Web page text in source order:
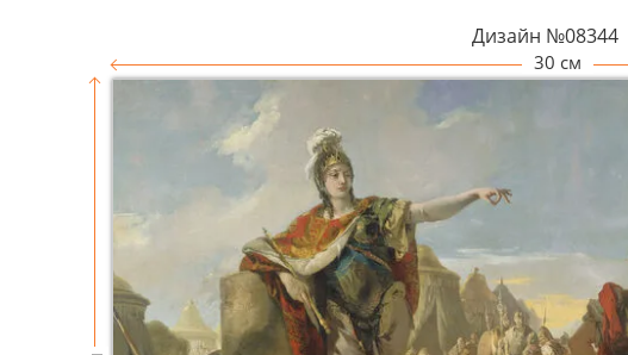
Дизайн №08344
30 см